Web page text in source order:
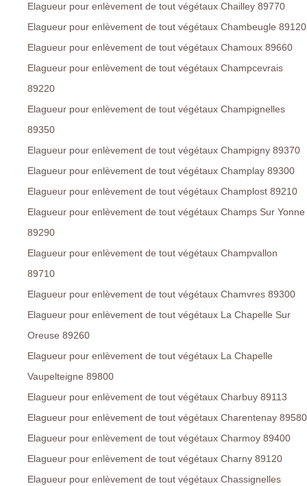
Elagueur pour enlèvement de tout végétaux Chailley 89770
Elagueur pour enlèvement de tout végétaux Chambeugle 89120
Elagueur pour enlèvement de tout végétaux Chamoux 89660
Elagueur pour enlèvement de tout végétaux Champcevrais
89220
Elagueur pour enlèvement de tout végétaux Champignelles
89350
Elagueur pour enlèvement de tout végétaux Champigny 89370
Elagueur pour enlèvement de tout végétaux Champlay 89300
Elagueur pour enlèvement de tout végétaux Champlost 89210
Elagueur pour enlèvement de tout végétaux Champs Sur Yonne
89290
Elagueur pour enlèvement de tout végétaux Champvallon
89710
Elagueur pour enlèvement de tout végétaux Chamvres 89300
Elagueur pour enlèvement de tout végétaux La Chapelle Sur
Oreuse 89260
Elagueur pour enlèvement de tout végétaux La Chapelle
Vaupelteigne 89800
Elagueur pour enlèvement de tout végétaux Charbuy 89113
Elagueur pour enlèvement de tout végétaux Charentenay 89580
Elagueur pour enlèvement de tout végétaux Charmoy 89400
Elagueur pour enlèvement de tout végétaux Charny 89120
Elagueur pour enlèvement de tout végétaux Chassignelles